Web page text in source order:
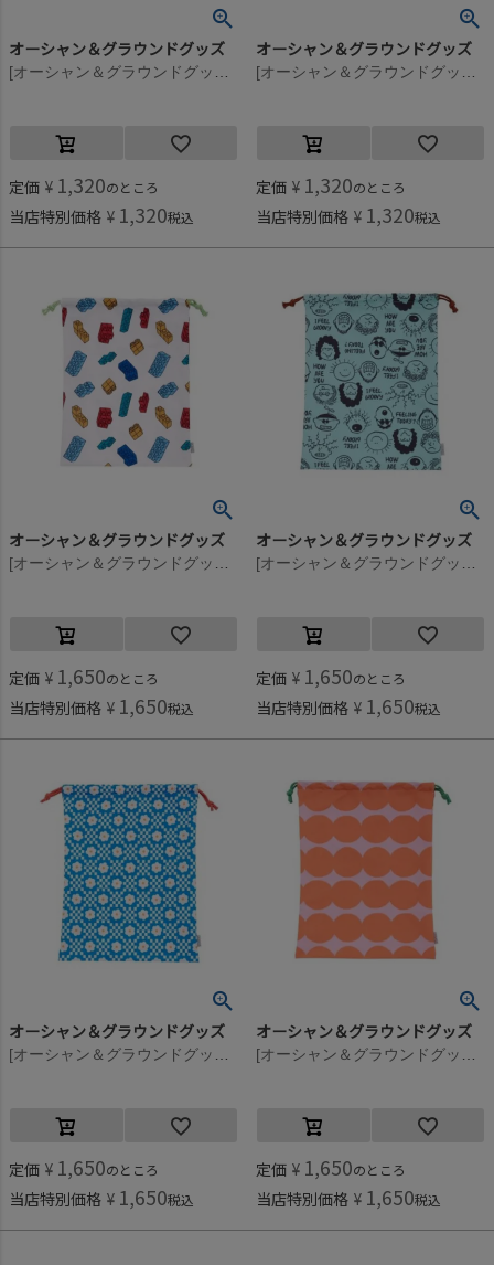
オーシャン＆グラウンドグッズ
定価 ¥ 1,320のところ
当店特別価格 ¥ 1,320税込
オーシャン＆グラウンドグッズ
定価 ¥ 1,320のところ
当店特別価格 ¥ 1,320税込
オーシャン＆グラウンドグッズ
定価 ¥ 1,650のところ
当店特別価格 ¥ 1,650税込
オーシャン＆グラウンドグッズ
定価 ¥ 1,650のところ
当店特別価格 ¥ 1,650税込
オーシャン＆グラウンドグッズ
定価 ¥ 1,650のところ
当店特別価格 ¥ 1,650税込
オーシャン＆グラウンドグッズ
定価 ¥ 1,650のところ
当店特別価格 ¥ 1,650税込